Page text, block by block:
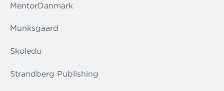
MentorDanmark
Munksgaard
Skoledu
Strandberg Publishing